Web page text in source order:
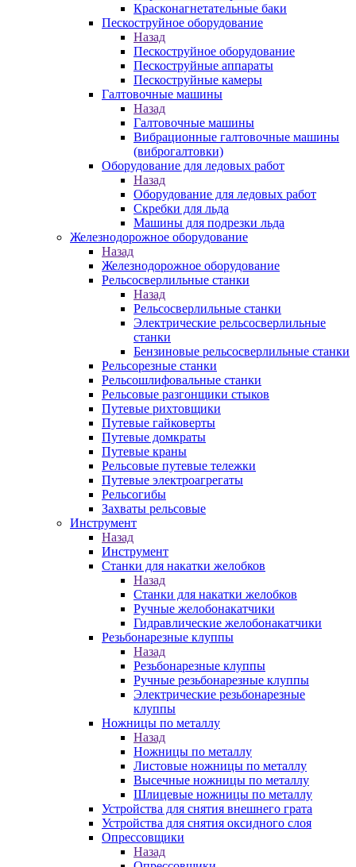
Красконагнетательные баки
Пескоструйное оборудование
Назад
Пескоструйное оборудование
Пескоструйные аппараты
Пескоструйные камеры
Галтовочные машины
Назад
Галтовочные машины
Вибрационные галтовочные машины
(виброгалтовки)
Оборудование для ледовых работ
Назад
Оборудование для ледовых работ
Скребки для льда
Машины для подрезки льда
Железнодорожное оборудование
Назад
Железнодорожное оборудование
Рельсосверлильные станки
Назад
Рельсосверлильные станки
Электрические рельсосверлильные
станки
Бензиновые рельсосверлильные станки
Рельсорезные станки
Рельсошлифовальные станки
Рельсовые разгонщики стыков
Путевые рихтовщики
Путевые гайковерты
Путевые домкраты
Путевые краны
Рельсовые путевые тележки
Путевые электроагрегаты
Рельсогибы
Захваты рельсовые
Инструмент
Назад
Инструмент
Станки для накатки желобков
Назад
Станки для накатки желобков
Ручные желобонакатчики
Гидравлические желобонакатчики
Резьбонарезные клуппы
Назад
Резьбонарезные клуппы
Ручные резьбонарезные клуппы
Электрические резьбонарезные
клуппы
Ножницы по металлу
Назад
Ножницы по металлу
Листовые ножницы по металлу
Высечные ножницы по металлу
Шлицевые ножницы по металлу
Устройства для снятия внешнего грата
Устройства для снятия оксидного слоя
Опрессовщики
Назад